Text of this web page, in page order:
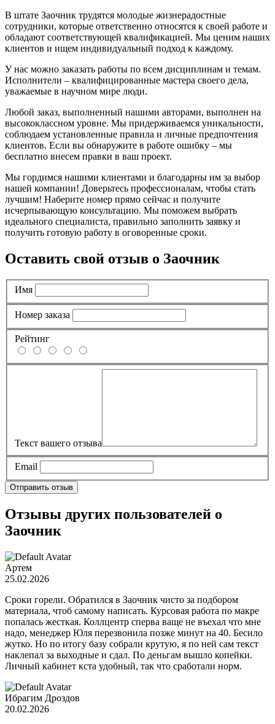
В штате Заочник трудятся молодые жизнерадостные
сотрудники, которые ответственно относятся к своей работе и
обладают соответствующей квалификацией. Мы ценим наших
клиентов и ищем индивидуальный подход к каждому.
У нас можно заказать работы по всем дисциплинам и темам.
Исполнители – квалифицированные мастера своего дела,
уважаемые в научном мире люди.
Любой заказ, выполненный нашими авторами, выполнен на
высококлассном уровне. Мы придерживаемся уникальности,
соблюдаем установленные правила и личные предпочтения
клиентов. Если вы обнаружите в работе ошибку – мы
бесплатно внесем правки в ваш проект.
Мы гордимся нашими клиентами и благодарны им за выбор
нашей компании! Доверьтесь профессионалам, чтобы стать
лучшим! Наберите номер прямо сейчас и получите
исчерпывающую консультацию. Мы поможем выбрать
идеального специалиста, правильно заполнить заявку и
получить готовую работу в оговоренные сроки.
Оставить свой отзыв о Заочник
Имя
Номер заказа
Рейтинг
Текст вашего отзыва
Email
Отправить отзыв
Отзывы других пользователей о
Заочник
Артем
25.02.2026
Сроки горели. Обратился в Заочник чисто за подбором
материала, чтоб самому написать. Курсовая работа по макре
попалась жесткая. Коллцентр сперва ваще не въехал что мне
надо, менеджер Юля перезвонила позже минут на 40. Бесило
жутко. Но по итогу базу собрали крутую, я по ней сам текст
наклепал за выходные и сдал. По деньгам вышло копейки.
Личный кабинет кста удобный, так что сработали норм.
Ибрагим Дроздов
20.02.2026